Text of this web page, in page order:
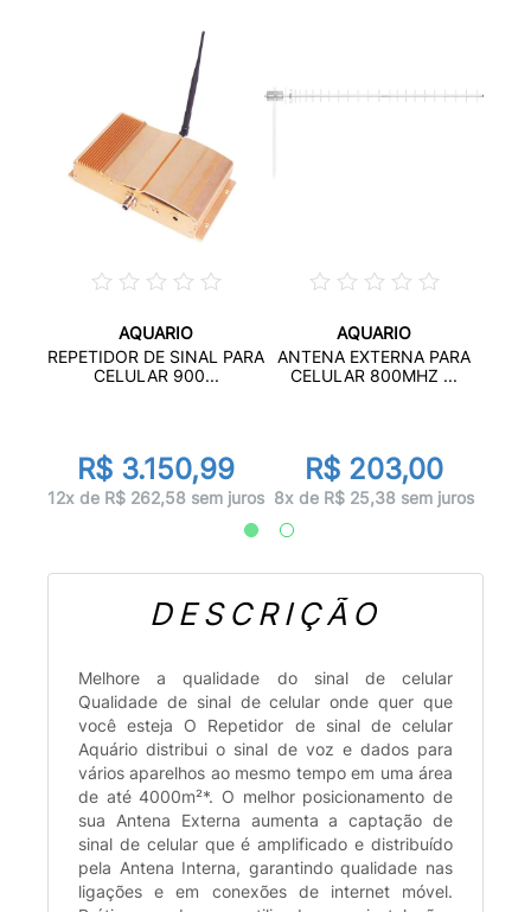
AQUARIO
REPETIDOR DE SINAL PARA
CELULAR 900...
R$ 3.150,99
12x de R$ 262,58 sem juros
AQUARIO
ANTENA EXTERNA PARA
CELULAR 800MHZ ...
R$ 203,00
8x de R$ 25,38 sem juros
DESCRIÇÃO
Melhore a qualidade do sinal de celular
Qualidade de sinal de celular onde quer que
você esteja O Repetidor de sinal de celular
Aquário distribui o sinal de voz e dados para
vários aparelhos ao mesmo tempo em uma área
de até 4000m²*. O melhor posicionamento de
sua Antena Externa aumenta a captação de
sinal de celular que é amplificado e distribuído
pela Antena Interna, garantindo qualidade nas
ligações e em conexões de internet móvel.